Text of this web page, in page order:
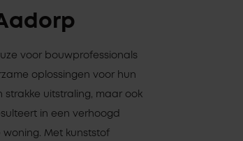
voor bouwprofessionals
oplossingen voor hun
strakke uitstraling, maar ook
in een verhoogd
Met kunststof